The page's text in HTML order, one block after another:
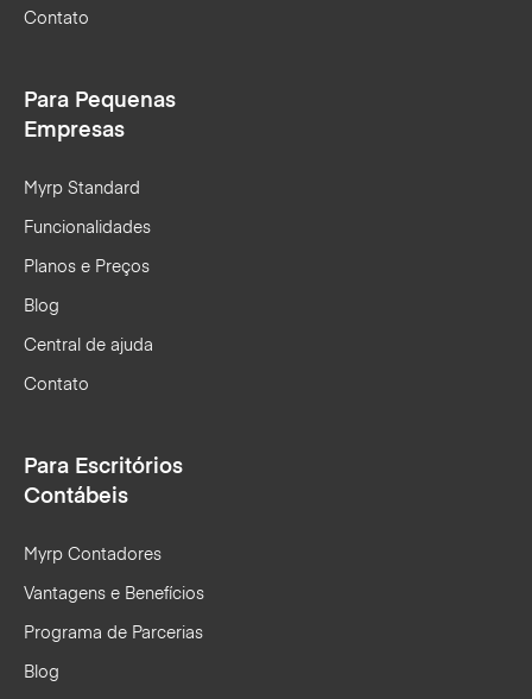
Contato
Para Pequenas
Empresas
Myrp Standard
Funcionalidades
Planos e Preços
Blog
Central de ajuda
Contato
Para Escritórios
Contábeis
Myrp Contadores
Vantagens e Benefícios
Programa de Parcerias
Blog